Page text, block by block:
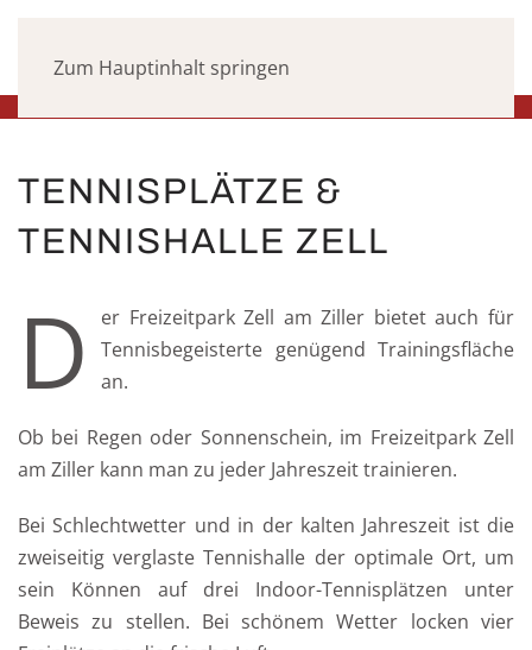
Zum Hauptinhalt springen
TENNISPLÄTZE &
TENNISHALLE ZELL
D
er Freizeitpark Zell am Ziller bietet auch für
Tennisbegeisterte genügend Trainingsfläche
an.
Ob bei Regen oder Sonnenschein, im Freizeitpark Zell
am Ziller kann man zu jeder Jahreszeit trainieren.
Bei Schlechtwetter und in der kalten Jahreszeit ist die
zweiseitig verglaste Tennishalle der optimale Ort, um
sein Können auf drei Indoor-Tennisplätzen unter
Beweis zu stellen. Bei schönem Wetter locken vier